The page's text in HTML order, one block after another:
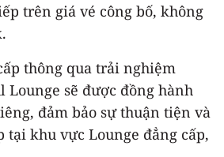
trên giá vé công bố, không
thông qua trải nghiệm
Lounge sẽ được đồng hành
đảm bảo sự thuận tiện và
khu vực Lounge đẳng cấp,